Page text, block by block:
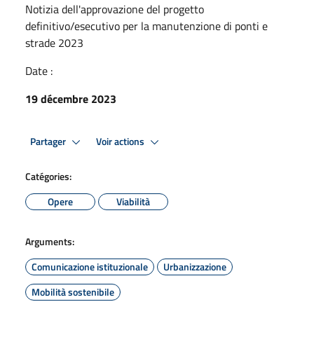
Notizia dell'approvazione del progetto
definitivo/esecutivo per la manutenzione di ponti e
strade 2023
Date :
19 décembre 2023
Partager Voir actions
Catégories:
Opere
Viabilità
Arguments:
Comunicazione istituzionale
Urbanizzazione
Mobilità sostenibile